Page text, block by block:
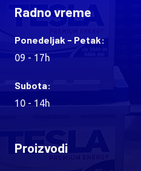
Radno vreme
Ponedeljak - Petak:
09 - 17h
Subota:
10 - 14h
Proizvodi